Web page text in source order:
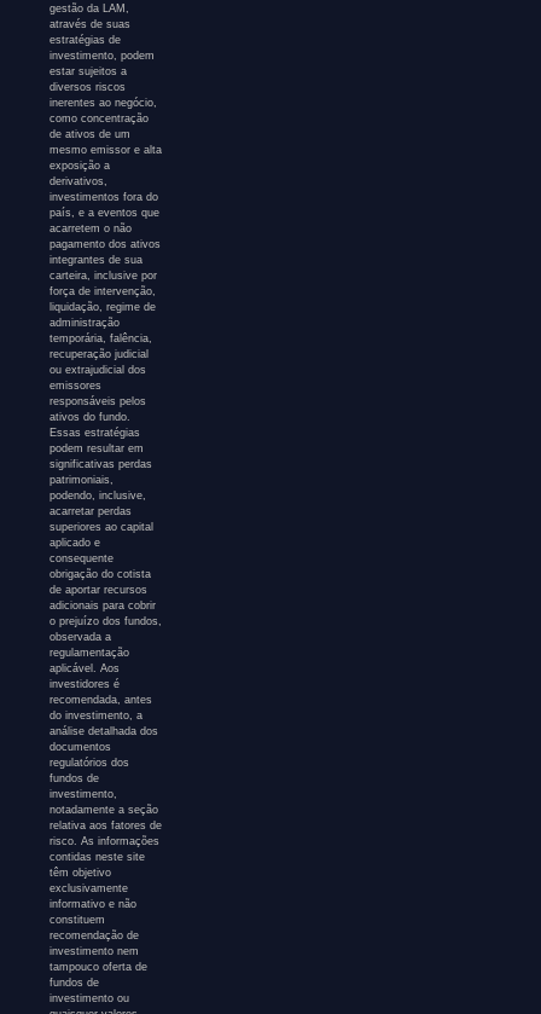
gestão da LAM,
através de suas
estratégias de
investimento, podem
estar sujeitos a
diversos riscos
inerentes ao negócio,
como concentração
de ativos de um
mesmo emissor e alta
exposição a
derivativos,
investimentos fora do
país, e a eventos que
acarretem o não
pagamento dos ativos
integrantes de sua
carteira, inclusive por
força de intervenção,
liquidação, regime de
administração
temporária, falência,
recuperação judicial
ou extrajudicial dos
emissores
responsáveis pelos
ativos do fundo.
Essas estratégias
podem resultar em
significativas perdas
patrimoniais,
podendo, inclusive,
acarretar perdas
superiores ao capital
aplicado e
consequente
obrigação do cotista
de aportar recursos
adicionais para cobrir
o prejuízo dos fundos,
observada a
regulamentação
aplicável. Aos
investidores é
recomendada, antes
do investimento, a
análise detalhada dos
documentos
regulatórios dos
fundos de
investimento,
notadamente a seção
relativa aos fatores de
risco. As informações
contidas neste site
têm objetivo
exclusivamente
informativo e não
constituem
recomendação de
investimento nem
tampouco oferta de
fundos de
investimento ou